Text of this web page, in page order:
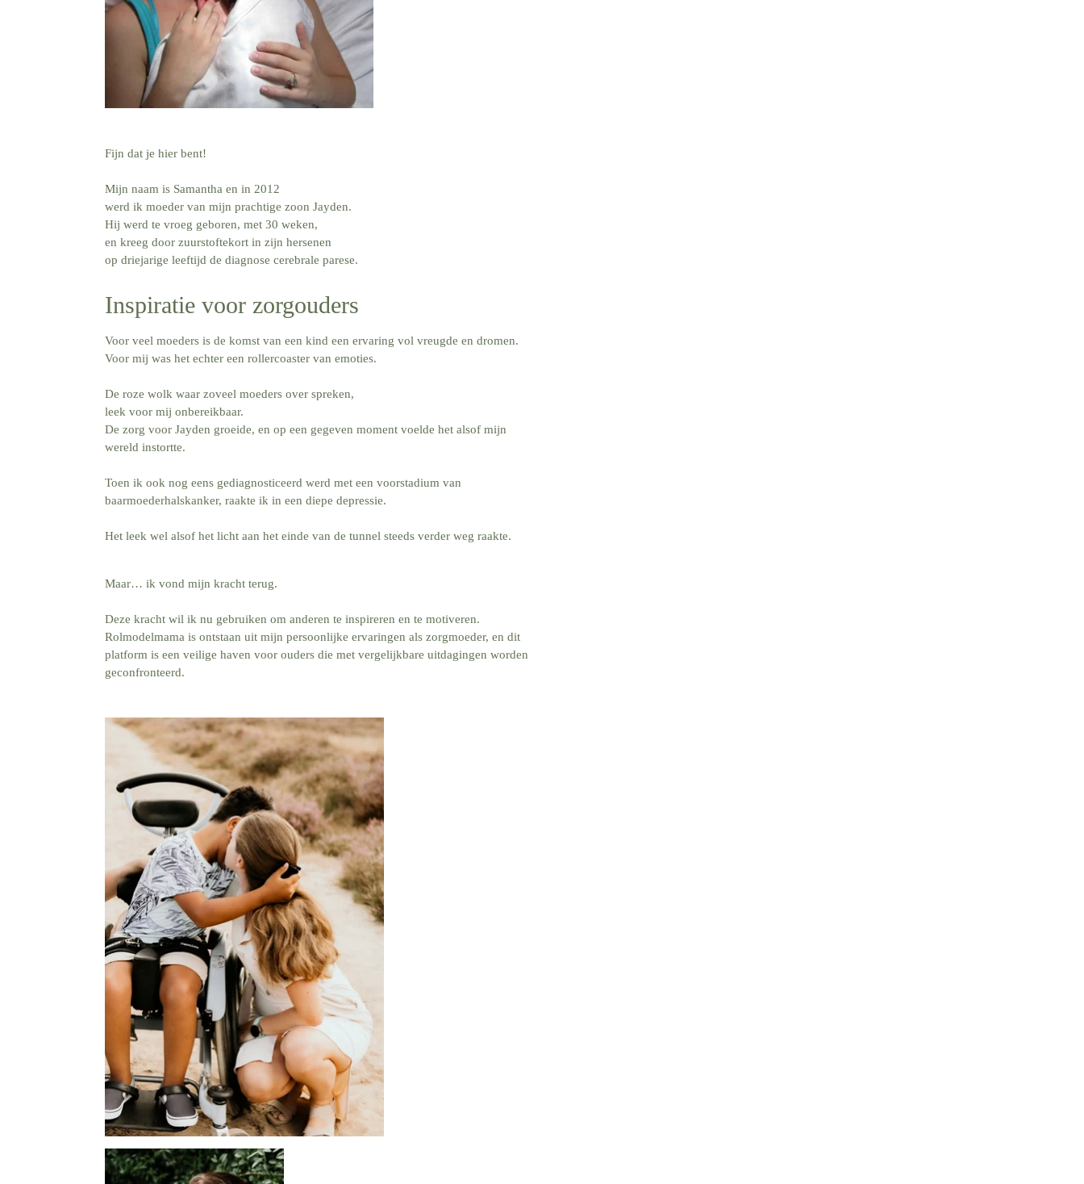
Fijn dat je hier bent!
Mijn naam is Samantha en in 2012
werd ik moeder van mijn prachtige zoon Jayden.
Hij werd te vroeg geboren, met 30 weken,
en kreeg door zuurstoftekort in zijn hersenen
op driejarige leeftijd de diagnose cerebrale parese.
Inspiratie voor zorgouders
Voor veel moeders is de komst van een kind een ervaring vol vreugde en dromen.
Voor mij was het echter een rollercoaster van emoties.
De roze wolk waar zoveel moeders over spreken,
leek voor mij onbereikbaar.
De zorg voor Jayden groeide, en op een gegeven moment voelde het alsof mijn
wereld instortte.
Toen ik ook nog eens gediagnosticeerd werd met een voorstadium van
baarmoederhalskanker, raakte ik in een diepe depressie.
Het leek wel alsof het licht aan het einde van de tunnel steeds verder weg raakte.
Maar… ik vond mijn kracht terug.
Deze kracht wil ik nu gebruiken om anderen te inspireren en te motiveren.
Rolmodelmama is ontstaan uit mijn persoonlijke ervaringen als zorgmoeder, en dit
platform is een veilige haven voor ouders die met vergelijkbare uitdagingen worden
geconfronteerd.